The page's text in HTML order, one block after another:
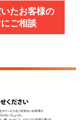
たお客様の
ご相談